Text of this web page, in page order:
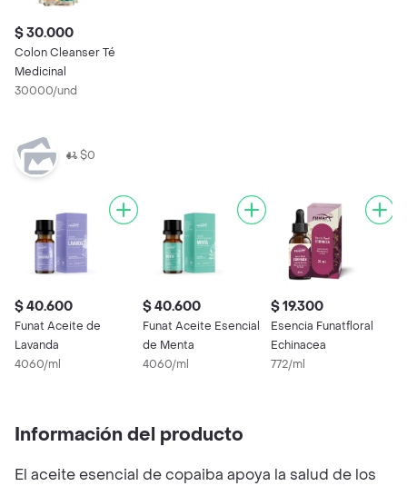
$ 30.000
Colon Cleanser Té
Medicinal
30000/und
$0
$ 40.600
Funat Aceite de
Lavanda
4060/ml
$ 40.600
Funat Aceite Esencial
de Menta
4060/ml
$ 19.300
Esencia Funatfloral
Echinacea
772/ml
Información del producto
El aceite esencial de copaiba apoya la salud de los